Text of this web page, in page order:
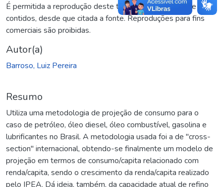
É permitida a reprodução deste texto e dos dados nele
contidos, desde que citada a fonte. Reproduções para fins
comerciais são proibidas.
Autor(a)
Barroso, Luiz Pereira
Resumo
Utiliza uma metodologia de projeção de consumo para o
caso de petróleo, óleo diesel, óleo combustível, gasolina e
lubrificantes no Brasil. A metodologia usada foi a de "cross-
section" internacional, obtendo-se finalmente um modelo de
projeção em termos de consumo/capita relacionado com
renda/capita, sendo o crescimento da renda/capita realizado
pelo IPEA. Dá ideia, também, da capacidade atual de refino